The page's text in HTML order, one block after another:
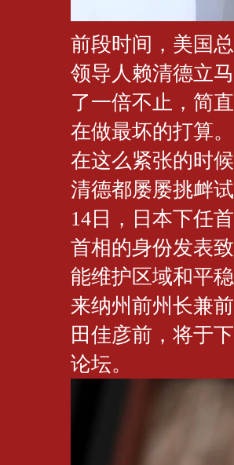
前段时间，美国
领导人赖清德立
了一倍不止，简
在做最坏的打算
在这么紧张的时
清德都屡屡挑衅
14日，日本下任
首相的身份发表
能维护区域和平
来纳州前州长兼
田佳彦前，将于
论坛。